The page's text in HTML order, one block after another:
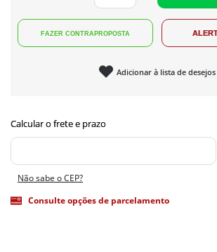
Adicionar à lista de desejos
Não sabe o CEP?
Consulte opções de parcelamento